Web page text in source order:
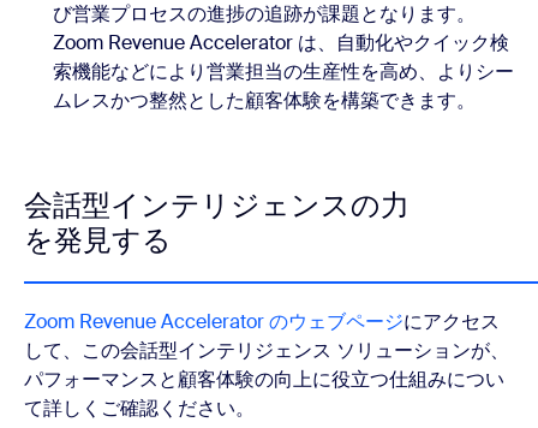
び営業プロセスの進捗の追跡が課題となります。
Zoom Revenue Accelerator は、自動化やクイック検
索機能などにより営業担当の生産性を高め、よりシー
ムレスかつ整然とした顧客体験を構築できます。
会話型インテリジェンスの力
を発見する
Zoom Revenue Accelerator のウェブページにアクセス
して、この会話型インテリジェンス ソリューションが、
パフォーマンスと顧客体験の向上に役立つ仕組みについ
て詳しくご確認ください。